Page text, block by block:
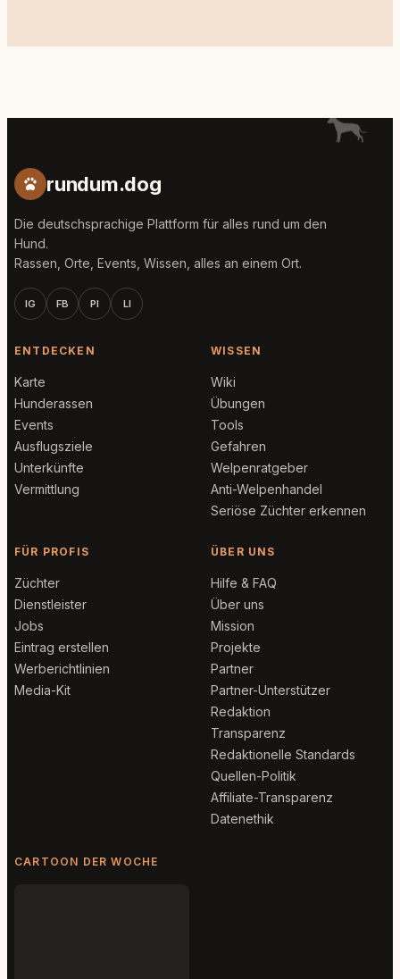
rundum.dog
Die deutschsprachige Plattform für alles rund um den
Hund.
Rassen, Orte, Events, Wissen, alles an einem Ort.
IG FB PI LI
ENTDECKEN
Karte
Hunderassen
Events
Ausflugsziele
Unterkünfte
Vermittlung
WISSEN
Wiki
Übungen
Tools
Gefahren
Welpenratgeber
Anti-Welpenhandel
Seriöse Züchter erkennen
FÜR PROFIS
Züchter
Dienstleister
Jobs
Eintrag erstellen
Werberichtlinien
Media-Kit
ÜBER UNS
Hilfe & FAQ
Über uns
Mission
Projekte
Partner
Partner-Unterstützer
Redaktion
Transparenz
Redaktionelle Standards
Quellen-Politik
Affiliate-Transparenz
Datenethik
CARTOON DER WOCHE